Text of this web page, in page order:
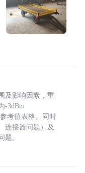
及影响因素，重
-3dBm
考值表格。同时
连接器问题）及
题。